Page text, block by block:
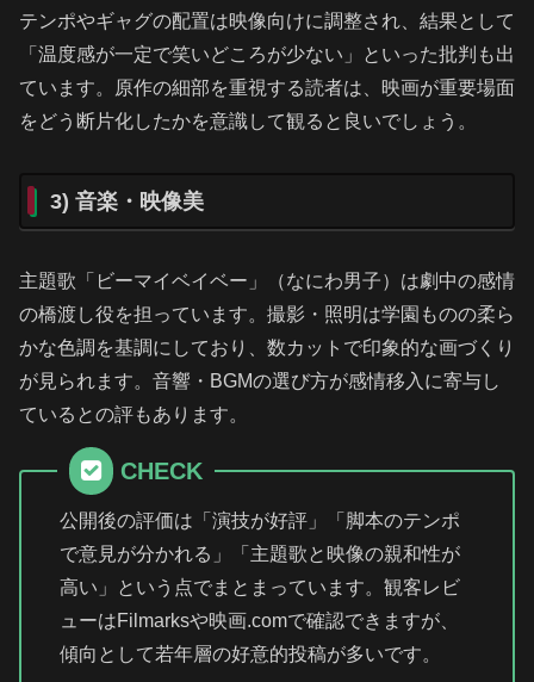
テンポやギャグの配置は映像向けに調整され、結果として
「温度感が一定で笑いどころが少ない」といった批判も出
ています。原作の細部を重視する読者は、映画が重要場面
をどう断片化したかを意識して観ると良いでしょう。
3) 音楽・映像美
主題歌「ビーマイベイベー」（なにわ男子）は劇中の感情
の橋渡し役を担っています。撮影・照明は学園ものの柔ら
かな色調を基調にしており、数カットで印象的な画づくり
が見られます。音響・BGMの選び方が感情移入に寄与し
ているとの評もあります。
CHECK
公開後の評価は「演技が好評」「脚本のテンポ
で意見が分かれる」「主題歌と映像の親和性が
高い」という点でまとまっています。観客レビ
ューはFilmarksや映画.comで確認できますが、
傾向として若年層の好意的投稿が多いです。